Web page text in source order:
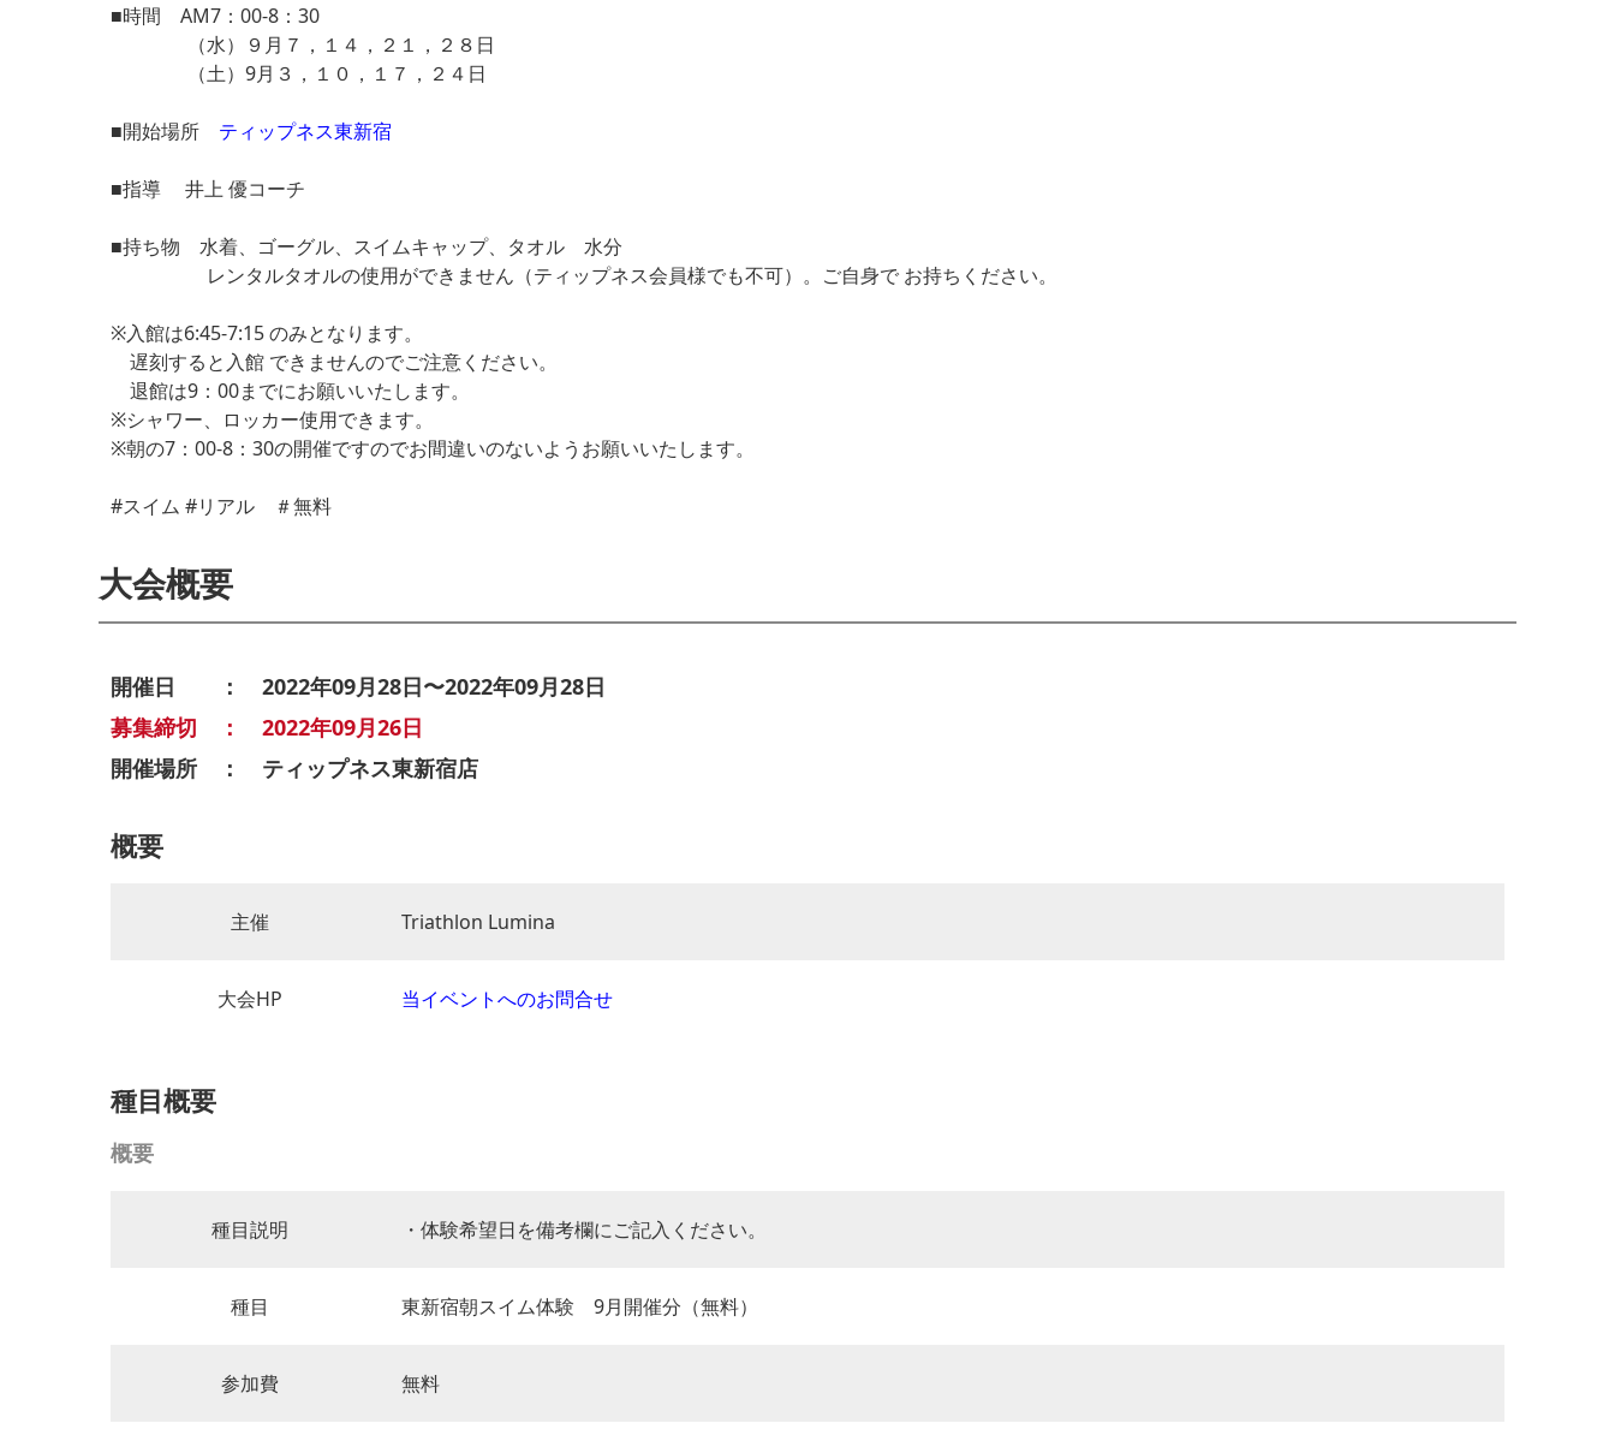
■時間 AM7：00-8：30
（水）９月７，１４，２１，２８日
（土）9月３，１０，１７，２４日
■開始場所 ティップネス東新宿
■指導 井上 優コーチ
■持ち物 水着、ゴーグル、スイムキャップ、タオル 水分
レンタルタオルの使用ができません（ティップネス会員様でも不可）。ご自身で お持ちください。
※入館は6:45-7:15 のみとなります。
遅刻すると入館 できませんのでご注意ください。
退館は9：00までにお願いいたします。
※シャワー、ロッカー使用できます。
※朝の7：00-8：30の開催ですのでお間違いのないようお願いいたします。
#スイム #リアル ＃無料
大会概要
開催日 ： 2022年09月28日〜2022年09月28日
募集締切 ： 2022年09月26日
開催場所 ： ティップネス東新宿店
概要
主催 Triathlon Lumina
大会HP 当イベントへのお問合せ
種目概要
概要
種目説明 ・体験希望日を備考欄にご記入ください。
種目 東新宿朝スイム体験 9月開催分（無料）
参加費 無料